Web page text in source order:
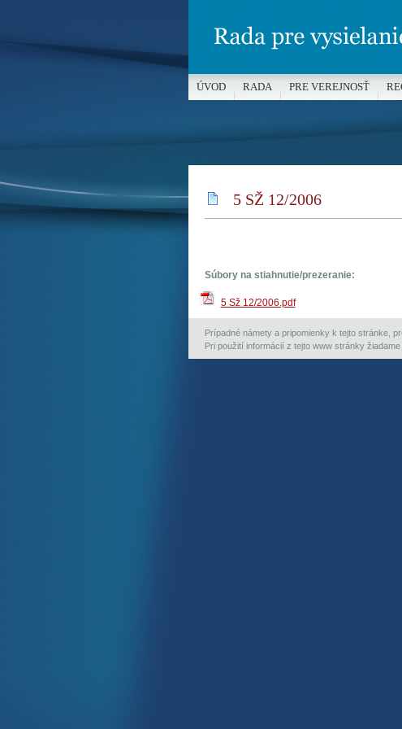
5 SŽ 12/2006
Súbory na stiahnutie/prezeranie:
5 Sž 12/2006.pdf
Prípadné námety a pripomienky k tejto stránke,
Pri použití informácií z tejto www stránky
ÚVOD RADA PRE VEREJNOSŤ